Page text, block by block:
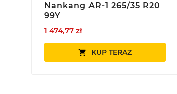
Nankang AR-1 265/35 R20
99Y
1 474,77 zł
 KUP TERAZ